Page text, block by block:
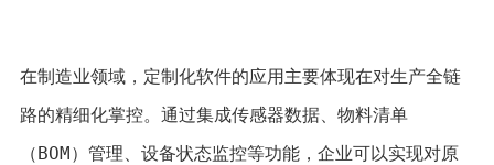
在制造业领域，定制化软件的应用主要体现在对生产全链
路的精细化掌控。通过集成传感器数据、物料清单
（BOM）管理、设备状态监控等功能，企业可以实现对原